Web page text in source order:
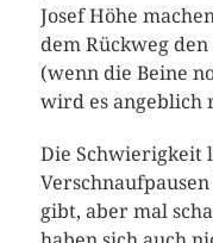
Josef Höhe
dem Rückweg
(wenn die Beine
wird es angeblich
Die Schwierigkeit
gibt, aber mal